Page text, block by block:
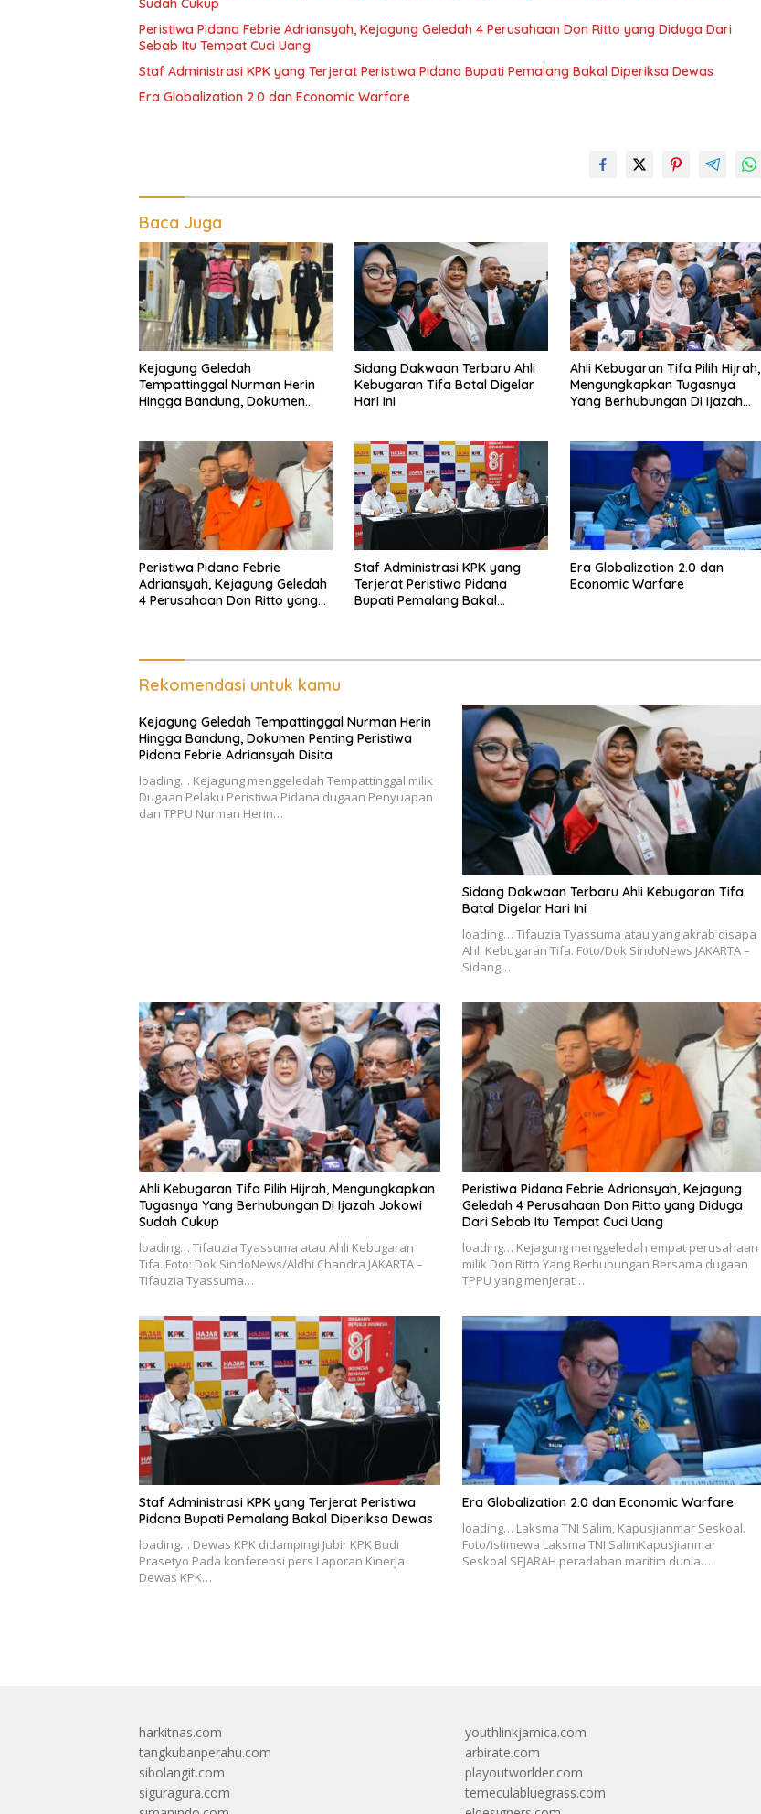
Sudah Cukup
Peristiwa Pidana Febrie Adriansyah, Kejagung Geledah 4 Perusahaan Don Ritto yang Diduga Dari
Sebab Itu Tempat Cuci Uang
Staf Administrasi KPK yang Terjerat Peristiwa Pidana Bupati Pemalang Bakal Diperiksa Dewas
Era Globalization 2.0 dan Economic Warfare
Baca Juga
Kejagung Geledah
Tempattinggal Nurman Herin
Hingga Bandung, Dokumen
Sidang Dakwaan Terbaru Ahli
Kebugaran Tifa Batal Digelar
Hari Ini
Ahli Kebugaran Tifa Pilih Hijrah,
Mengungkapkan Tugasnya
Yang Berhubungan Di Ijazah
Peristiwa Pidana Febrie
Adriansyah, Kejagung Geledah
4 Perusahaan Don Ritto yang
Staf Administrasi KPK yang
Terjerat Peristiwa Pidana
Bupati Pemalang Bakal
Era Globalization 2.0 dan
Economic Warfare
Rekomendasi untuk kamu
Kejagung Geledah Tempattinggal Nurman Herin
Hingga Bandung, Dokumen Penting Peristiwa
Pidana Febrie Adriansyah Disita
loading… Kejagung menggeledah Tempattinggal milik
Dugaan Pelaku Peristiwa Pidana dugaan Penyuapan
dan TPPU Nurman Herin…
Sidang Dakwaan Terbaru Ahli Kebugaran Tifa
Batal Digelar Hari Ini
loading… Tifauzia Tyassuma atau yang akrab disapa
Ahli Kebugaran Tifa. Foto/Dok SindoNews JAKARTA –
Sidang…
Ahli Kebugaran Tifa Pilih Hijrah, Mengungkapkan
Tugasnya Yang Berhubungan Di Ijazah Jokowi
Sudah Cukup
loading… Tifauzia Tyassuma atau Ahli Kebugaran
Tifa. Foto: Dok SindoNews/Aldhi Chandra JAKARTA –
Tifauzia Tyassuma…
Peristiwa Pidana Febrie Adriansyah, Kejagung
Geledah 4 Perusahaan Don Ritto yang Diduga
Dari Sebab Itu Tempat Cuci Uang
loading… Kejagung menggeledah empat perusahaan
milik Don Ritto Yang Berhubungan Bersama dugaan
TPPU yang menjerat…
Staf Administrasi KPK yang Terjerat Peristiwa
Pidana Bupati Pemalang Bakal Diperiksa Dewas
loading… Dewas KPK didampingi Jubir KPK Budi
Prasetyo Pada konferensi pers Laporan Kinerja
Dewas KPK…
Era Globalization 2.0 dan Economic Warfare
loading… Laksma TNI Salim, Kapusjianmar Seskoal.
Foto/istimewa Laksma TNI SalimKapusjianmar
Seskoal SEJARAH peradaban maritim dunia…
harkitnas.com
tangkubanperahu.com
sibolangit.com
siguragura.com
youthlinkjamica.com
arbirate.com
playoutworlder.com
temeculabluegrass.com